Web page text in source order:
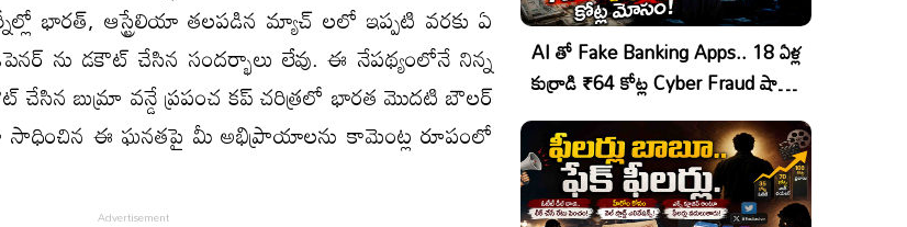
భారత్, ఆస్ట్రేలియా తలపడిన మ్యాచ్ లలో ఇప్పటి వరకు ఏ
ను డకౌట్ చేసిన సందర్భాలు లేవు. ఈ నేపథ్యంలోనే నిన్న
బుమ్రా వన్డే ప్రపంచ కప్ చరిత్రలో భారత మొదటి బౌలర్
సాధించిన ఈ ఘనతపై మీ అభిప్రాయాలను కామెంట్ల రూపంలో
AI తో Fake Banking Apps.. 18 ఏళ్ల
కుర్రాడి ₹64 కోట్ల Cyber Fraud షాకింగ్
ఆపరేషన్!